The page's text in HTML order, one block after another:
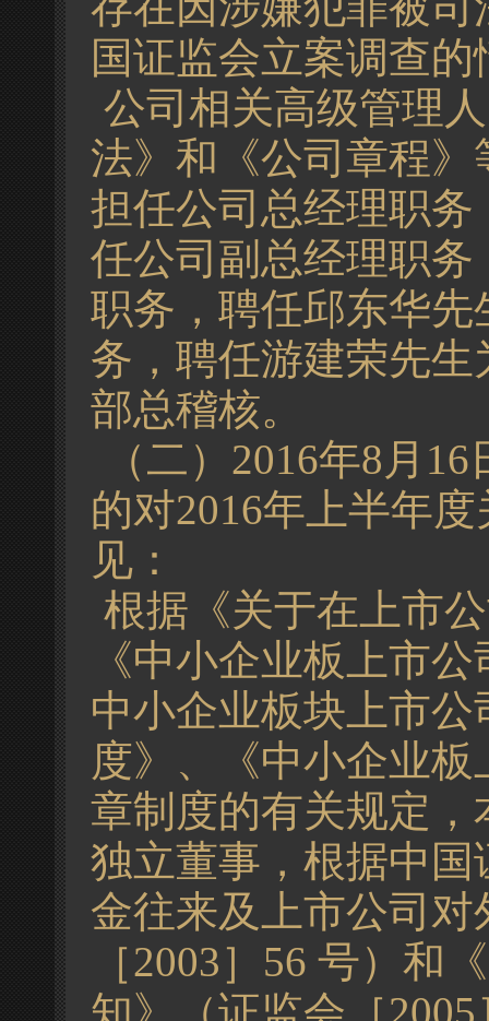
国证监会立案调查的
公司相关高级管理
法》和《公司章程
担任公司总经理职
任公司副总经理职
职务，聘任邱东华
务，聘任游建荣先
部总稽核。
（二）2016年8月
的对2016年上半年
见：
根据《关于在上市
《中小企业板上市
中小企业板块上市
度》、《中小企业
章制度的有关规定
独立董事，根据中
金往来及上市公司
［2003］56 号）和